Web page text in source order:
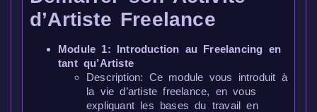
d’Artiste Freelance
Module 1: Introduction au Freelancing en
tant qu’Artiste
Description: Ce module vous introduit à
la vie d’artiste freelance, en vous
expliquant les bases du travail en